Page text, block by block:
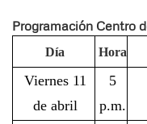
Programación Centro
Día Hora
Viernes 11
de abril
5
p.m.